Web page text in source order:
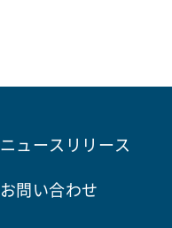
ニュースリリース
お問い合わせ